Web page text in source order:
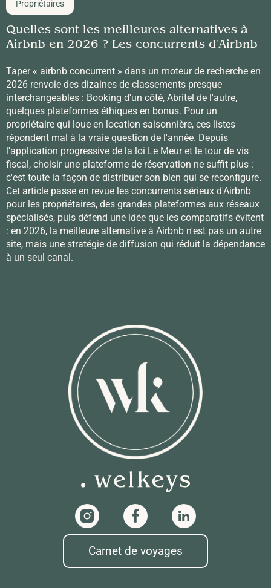
Propriétaires
Quelles sont les meilleures alternatives à
Airbnb en 2026 ? Les concurrents d'Airbnb
Taper « airbnb concurrent » dans un moteur de recherche en
2026 renvoie des dizaines de classements presque
interchangeables : Booking d'un côté, Abritel de l'autre,
quelques plateformes éthiques en bonus. Pour un
propriétaire qui loue en location saisonnière, ces listes
répondent mal à la vraie question de l'année. Depuis
l'application progressive de la loi Le Meur et le tour de vis
fiscal, choisir une plateforme de réservation ne suffit plus :
c'est toute la façon de distribuer son bien qui se reconfigure.
Cet article passe en revue les concurrents sérieux d'Airbnb
pour les propriétaires, des grandes plateformes aux réseaux
spécialisés, puis défend une idée que les comparatifs évitent
: en 2026, la meilleure alternative à Airbnb n'est pas un autre
site, mais une stratégie de diffusion qui réduit la dépendance
à un seul canal.
Carnet de voyages